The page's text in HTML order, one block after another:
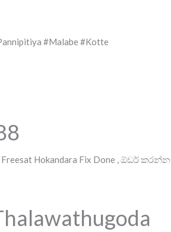
#Malabe #Kotte
Hokandara Fix Done , ඕඩර් කරන්න